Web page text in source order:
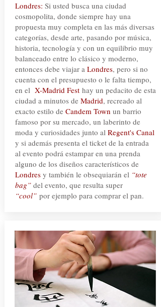
Londres: Si usted busca una ciudad
cosmopolita, donde siempre hay una
propuesta muy completa en las más diversas
categorías, desde arte, pasando por música,
historia, tecnología y con un equilibrio muy
balanceado entre lo clásico y moderno,
entonces debe viajar a Londres, pero si no
cuenta con el presupuesto o le falta tiempo,
en el X-Madrid Festhay un pedacito de esta
ciudad a minutos de Madrid, recreado al
exacto estilo de Candem Town un barrio
famoso por su mercado, un laberinto de
moda y curiosidades junto al Regent's Canal
y si además presenta el ticket de la entrada
al evento podrá estampar en una prenda
alguno de los diseños característicos de
Londresy también le obsequiarán el “tote
bag” del evento, que resulta super
“cool”por ejemplo para comprar el pan.